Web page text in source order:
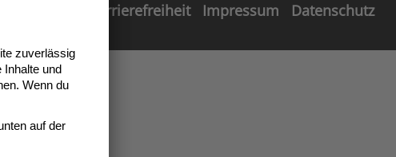
Barrierefreiheit Impressum Datenschutz